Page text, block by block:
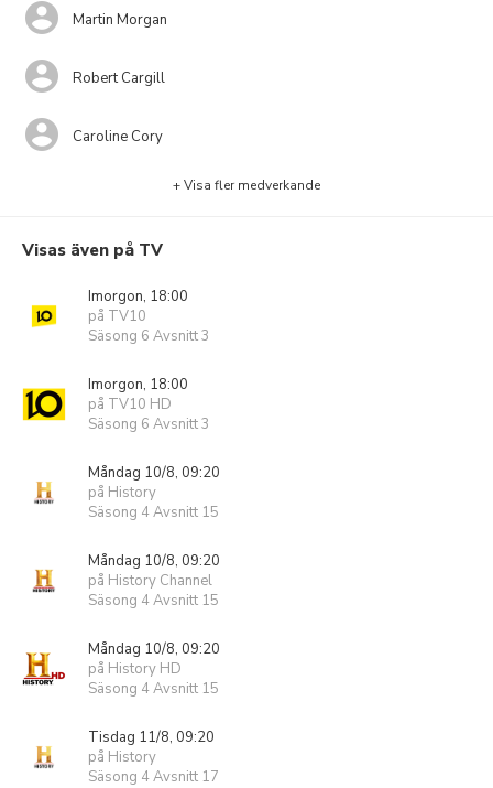
Martin Morgan
Robert Cargill
Caroline Cory
+ Visa fler medverkande
Visas även på TV
Imorgon, 18:00
på TV10
Säsong 6 Avsnitt 3
Imorgon, 18:00
på TV10 HD
Säsong 6 Avsnitt 3
Måndag 10/8, 09:20
på History
Säsong 4 Avsnitt 15
Måndag 10/8, 09:20
på History Channel
Säsong 4 Avsnitt 15
Måndag 10/8, 09:20
på History HD
Säsong 4 Avsnitt 15
Tisdag 11/8, 09:20
på History
Säsong 4 Avsnitt 17